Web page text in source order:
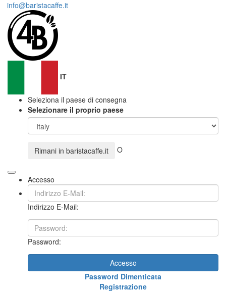
info@baristacaffe.it
IT
Seleziona il paese di consegna
Selezionare il proprio paese
Rimani in baristacaffe.it O
Accesso
Indirizzo E-Mail:
Password:
Accesso
Password Dimenticata
Registrazione